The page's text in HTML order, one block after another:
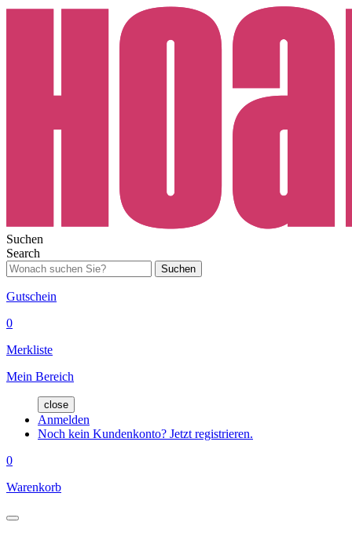
Suchen
Search
Suchen
Gutschein
0
Merkliste
Mein Bereich
close
Anmelden
Noch kein Kundenkonto? Jetzt registrieren.
0
Warenkorb